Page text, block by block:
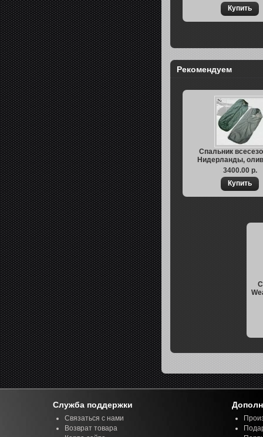
Рекомендуем
Спальник
Нидерланды,
3400.00 р.
Служба поддержки
Связаться с нами
Возврат товара